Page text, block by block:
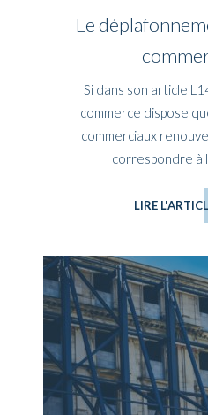
Le
Si dans son article
commerce dispose
commerciaux
correspondre à
LIRE